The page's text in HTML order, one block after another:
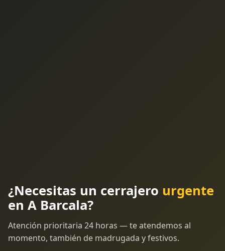
¿Necesitas un cerrajero urgente
en A Barcala?
Atención prioritaria 24 horas — te atendemos al
momento, también de madrugada y festivos.